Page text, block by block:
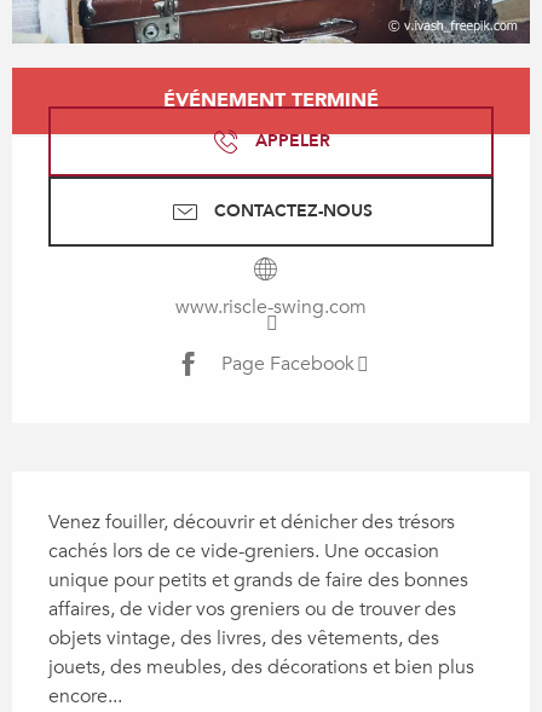
Ouverture et coordonnées
ÉVÉNEMENT TERMINÉ
APPELER
CONTACTEZ-NOUS
www.riscle-swing.com
Page Facebook
Venez fouiller, découvrir et dénicher des trésors
cachés lors de ce vide-greniers. Une occasion
unique pour petits et grands de faire des bonnes
affaires, de vider vos greniers ou de trouver des
objets vintage, des livres, des vêtements, des
jouets, des meubles, des décorations et bien plus
encore...